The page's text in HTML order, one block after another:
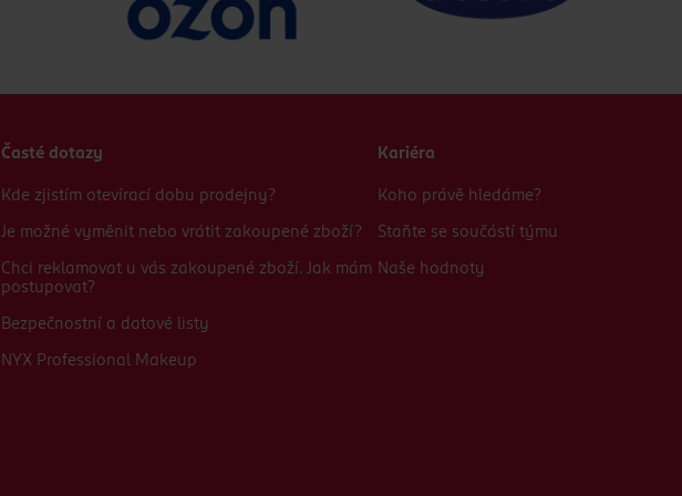
Časté dotazy
Kde zjistím otevírací dobu prodejny?
Je možné vyměnit nebo vrátit zakoupené zboží?
Chci reklamovat u vás zakoupené zboží. Jak mám
postupovat?
Bezpečnostní a datové listy
NYX Professional Makeup
Kariéra
Koho právě hledáme?
Staňte se součástí týmu
Naše hodnoty